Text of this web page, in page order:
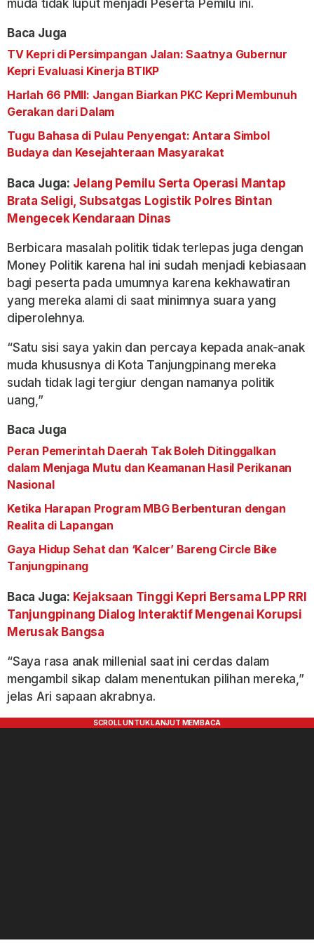
muda tidak luput menjadi Peserta Pemilu ini.
Baca Juga
TV Kepri di Persimpangan Jalan: Saatnya Gubernur
Kepri Evaluasi Kinerja BTIKP
Harlah 66 PMII: Jangan Biarkan PKC Kepri Membunuh
Gerakan dari Dalam
Tugu Bahasa di Pulau Penyengat: Antara Simbol
Budaya dan Kesejahteraan Masyarakat
Baca Juga: Jelang Pemilu Serta Operasi Mantap
Brata Seligi, Subsatgas Logistik Polres Bintan
Mengecek Kendaraan Dinas
Berbicara masalah politik tidak terlepas juga dengan
Money Politik karena hal ini sudah menjadi kebiasaan
bagi peserta pada umumnya karena kekhawatiran
yang mereka alami di saat minimnya suara yang
diperolehnya.
“Satu sisi saya yakin dan percaya kepada anak-anak
muda khususnya di Kota Tanjungpinang mereka
sudah tidak lagi tergiur dengan namanya politik
uang,”
Baca Juga
Peran Pemerintah Daerah Tak Boleh Ditinggalkan
dalam Menjaga Mutu dan Keamanan Hasil Perikanan
Nasional
Ketika Harapan Program MBG Berbenturan dengan
Realita di Lapangan
Gaya Hidup Sehat dan ‘Kalcer’ Bareng Circle Bike
Tanjungpinang
Baca Juga: Kejaksaan Tinggi Kepri Bersama LPP RRI
Tanjungpinang Dialog Interaktif Mengenai Korupsi
Merusak Bangsa
“Saya rasa anak millenial saat ini cerdas dalam
mengambil sikap dalam menentukan pilihan mereka,”
jelas Ari sapaan akrabnya.